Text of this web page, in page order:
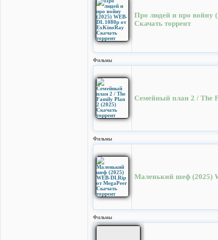
Про людей и про войну
Скачать торрент
Фильмы
Семейный план 2 / The
Фильмы
Маленький шеф (2025)
Фильмы